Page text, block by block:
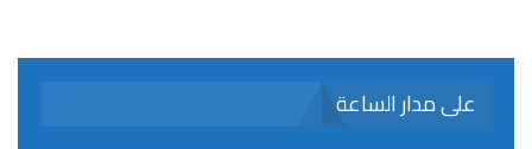
على مدار الساعة